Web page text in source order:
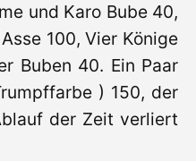
und Karo Bube 40,
100, Vier Könige
Buben 40. Ein Paar
) 150, der
der Zeit verliert